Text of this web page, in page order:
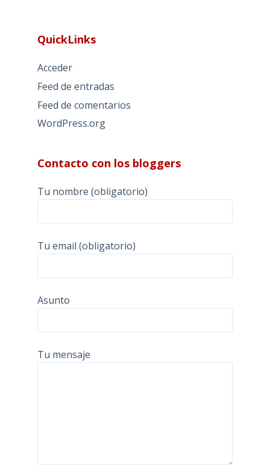
QuickLinks
Acceder
Feed de entradas
Feed de comentarios
WordPress.org
Contacto con los bloggers
Tu nombre (obligatorio)
Tu email (obligatorio)
Asunto
Tu mensaje